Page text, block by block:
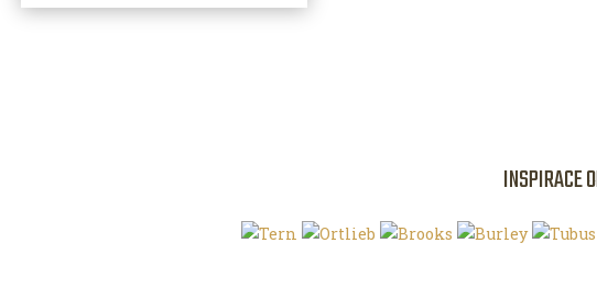
INSPIRACE